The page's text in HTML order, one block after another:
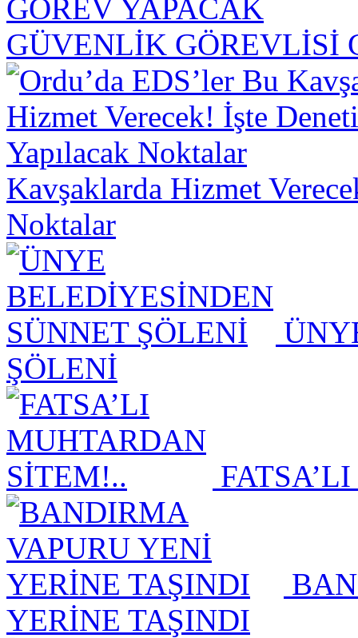
GÜVENLİK GÖREVLİSİ
Kavşaklarda Hizmet
Noktalar
ŞÖLENİ
YERİNE TAŞINDI